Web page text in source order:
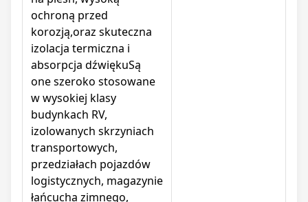
ochroną przed
korozją,oraz skuteczna
izolacja termiczna i
absorpcja dźwiękuSą
one szeroko stosowane
w wysokiej klasy
budynkach RV,
izolowanych skrzyniach
transportowych,
przedziałach pojazdów
logistycznych, magazynie
łańcucha zimnego,